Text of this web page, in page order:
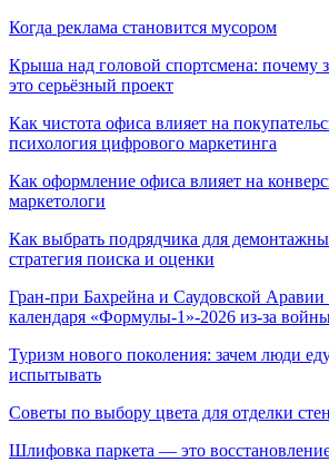
Когда реклама становится мусором
Крыша над головой спортсмена:
это серьёзный проект
Как чистота офиса влияет на
психология цифрового маркетинга
Как оформление офиса влияет на
маркетологи
Как выбрать подрядчика для
стратегия поиска и оценки
Гран-при Бахрейна и Саудовской Аравии
календаря «Формулы-1»-2026 из-за
Туризм нового поколения: зачем люди
испытывать
Советы по выбору цвета для отделки стен
Шлифовка паркета — это